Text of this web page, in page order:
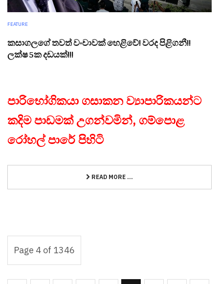
FEATURE
කසාගලගේ තවත් වංචාවක් හෙළිවේ! වරද පිළිගනී!!
ලක්ෂ 5ක දඩයක්!!!
පාරිභෝගිකයා ගසාකන ව්‍යාපාරිකයන්ට
කදිම පාඩමක් උගන්වමින්, ගම්පොළ
රෝහල් පාරේ පිහිටි
READ MORE ...
Page 4 of 1346